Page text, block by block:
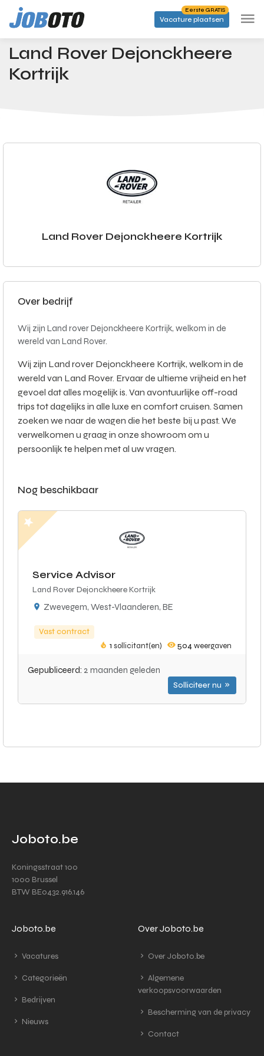
Skip to main content
Vacature plaatsen
Eerste GRATIS
Startpagina Bedrijven Land Rover Dejonckheere Kortrijk
Land Rover Dejonckheere
Kortrijk
Land Rover Dejonckheere Kortrijk
Over bedrijf
Wij zijn Land rover Dejonckheere Kortrijk, welkom in de
wereld van Land Rover.
Wij zijn Land rover Dejonckheere Kortrijk, welkom in de
wereld van Land Rover. Ervaar de ultieme vrijheid en het
gevoel dat alles mogelijk is. Van avontuurlijke off-road
trips tot dagelijks in alle luxe en comfort cruisen. Samen
zoeken we naar de wagen die het beste bij u past. We
verwelkomen u graag in onze showroom om u
persoonlijk te helpen met al uw vragen.
Nog beschikbaar
Service Advisor
Land Rover Dejonckheere Kortrijk
Zwevegem, West-Vlaanderen, BE
Vast contract
1 sollicitant(en) 504weergaven
Gepubliceerd: 2 maanden geleden
Solliciteer nu
Joboto.be
Koningsstraat 100
1000 Brussel
BTW BE0432.916.146
Joboto.be
Vacatures
Categorieën
Bedrijven
Nieuws
Over Joboto.be
Over Joboto.be
Algemene
verkoopsvoorwaarden
Bescherming van de privacy
Contact